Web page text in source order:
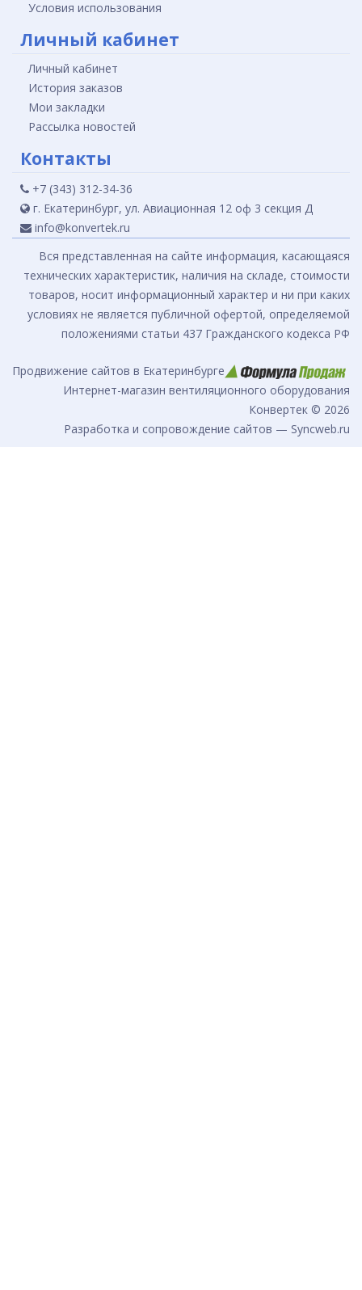
Условия использования
Личный кабинет
Личный кабинет
История заказов
Мои закладки
Рассылка новостей
Контакты
+7 (343) 312-34-36
г. Екатеринбург, ул. Авиационная 12 оф 3 секция Д
info@konvertek.ru
Вся представленная на сайте информация, касающаяся
технических характеристик, наличия на складе, стоимости
товаров, носит информационный характер и ни при каких
условиях не является публичной офертой, определяемой
положениями статьи 437 Гражданского кодекса РФ
Продвижение сайтов в Екатеринбурге
Интернет-магазин вентиляционного оборудования
Конвертек © 2026
Разработка и сопровождение сайтов — Syncweb.ru